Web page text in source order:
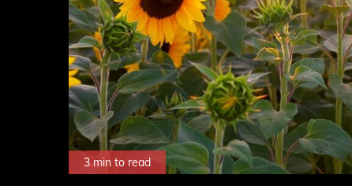
3 min to read